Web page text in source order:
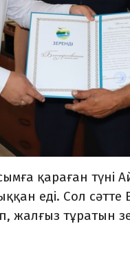
қараған
еді. Сол
жалғыз тұратын